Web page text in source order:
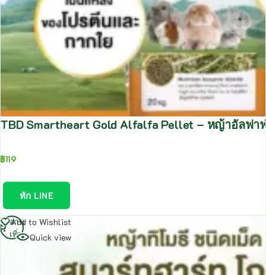
TBD Smartheart Gold Alfalfa Pellet – หญ้าอัลฟา
฿119
ทัก LINE
Add to Wishlist
Quick view
อ่าน
เพิ่ม